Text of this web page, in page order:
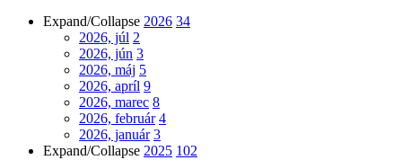
Expand/Collapse 2026 34
2026, júl 2
2026, jún 3
2026, máj 5
2026, apríl 9
2026, marec 8
2026, február 4
2026, január 3
Expand/Collapse 2025 102